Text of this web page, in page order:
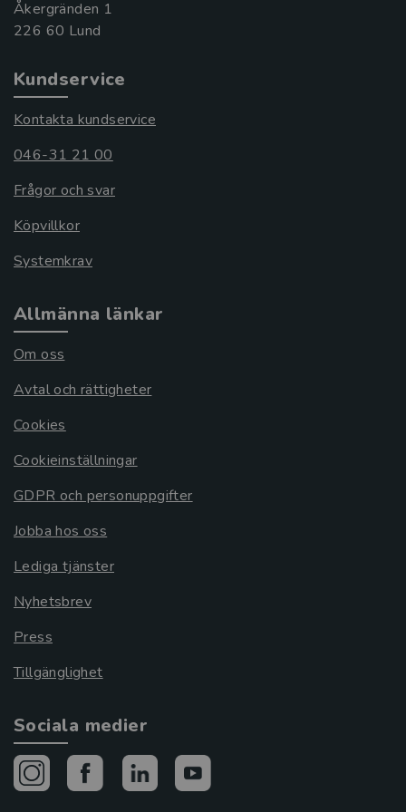
Åkergränden 1
Kundservice
Kontakta kundservice
046-31 21 00
Frågor och svar
Köpvillkor
Systemkrav
Allmänna länkar
Om oss
Avtal och rättigheter
Cookies
Cookieinställningar
GDPR och personuppgifter
Jobba hos oss
Lediga tjänster
Nyhetsbrev
Press
Tillgänglighet
Sociala medier